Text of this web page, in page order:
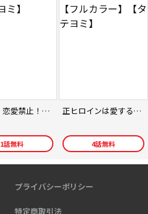
女川家、恋愛禁止！【フルカラー】【タテヨミ】
1話無料
正ヒロインは愛する陛下に嫌われたい【フルカラー】【タテヨミ】
4話無料
プライバシーポリシー
特定商取引法